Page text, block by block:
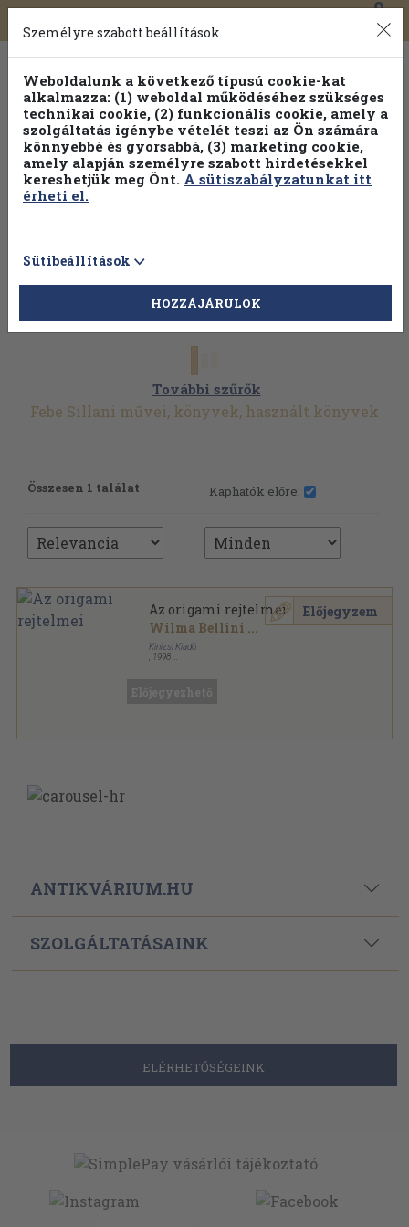
Toggle
navigation
0
Válogasson több mint 1.000.000 kiadványunk közül
100% kedvezménnyel!
További szűrők
Febe Sillani művei, könyvek, használt könyvek
Összesen 1 találat Kaphatók előre:
Az origami rejtelmei
Wilma Bellini ...
Kinizsi Kiadó
1998
Előjegyzem
ANTIKVÁRIUM.HU
SZOLGÁLTATÁSAINK
ELÉRHETŐSÉGEINK
Személyre szabott beállítások
Weboldalunk a következő típusú cookie-kat
alkalmazza: (1) weboldal működéséhez szükséges
technikai cookie, (2) funkcionális cookie, amely a
szolgáltatás igénybe vételét teszi az Ön számára
könnyebbé és gyorsabbá, (3) marketing cookie,
amely alapján személyre szabott hirdetésekkel
kereshetjük meg Önt. A sütiszabályzatunkat itt
érheti el.
Sütibeállítások
HOZZÁJÁRULOK